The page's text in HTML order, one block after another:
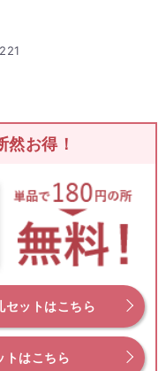
然お得！
ットはこちら
トはこちら